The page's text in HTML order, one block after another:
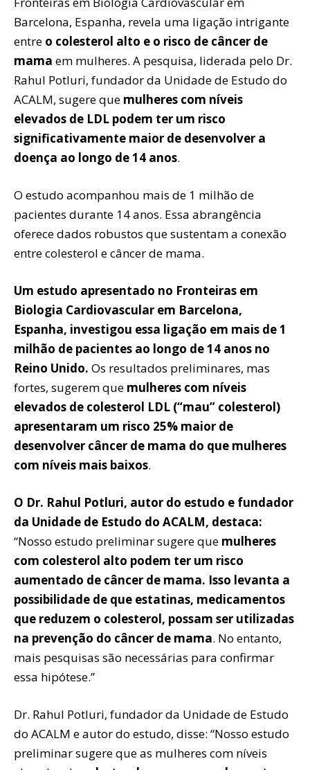
Barcelona, ​​Espanha, revela uma ligação intrigante
entre o colesterol alto e o risco de câncer de
mama em mulheres. A pesquisa, liderada pelo Dr.
Rahul Potluri, fundador da Unidade de Estudo do
ACALM, sugere que mulheres com níveis
elevados de LDL podem ter um risco
significativamente maior de desenvolver a
doença ao longo de 14 anos.
O estudo acompanhou mais de 1 milhão de
pacientes durante 14 anos. Essa abrangência
oferece dados robustos que sustentam a conexão
entre colesterol e câncer de mama.
Um estudo apresentado no Fronteiras em
Biologia Cardiovascular em Barcelona,
Espanha, investigou essa ligação em mais de 1
milhão de pacientes ao longo de 14 anos no
Reino Unido. Os resultados preliminares, mas
fortes, sugerem que mulheres com níveis
elevados de colesterol LDL (“mau” colesterol)
apresentaram um risco 25% maior de
desenvolver câncer de mama do que mulheres
com níveis mais baixos.
O Dr. Rahul Potluri, autor do estudo e fundador
da Unidade de Estudo do ACALM, destaca:
“Nosso estudo preliminar sugere que mulheres
com colesterol alto podem ter um risco
aumentado de câncer de mama. Isso levanta a
possibilidade de que estatinas, medicamentos
que reduzem o colesterol, possam ser utilizadas
na prevenção do câncer de mama. No entanto,
mais pesquisas são necessárias para confirmar
essa hipótese.”
Dr. Rahul Potluri, fundador da Unidade de Estudo
do ACALM e autor do estudo, disse: “Nosso estudo
preliminar sugere que as mulheres com níveis